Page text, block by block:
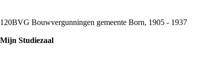
120BVG Bouwvergunningen gemeente Born, 1905 - 1937
Mijn Studiezaal